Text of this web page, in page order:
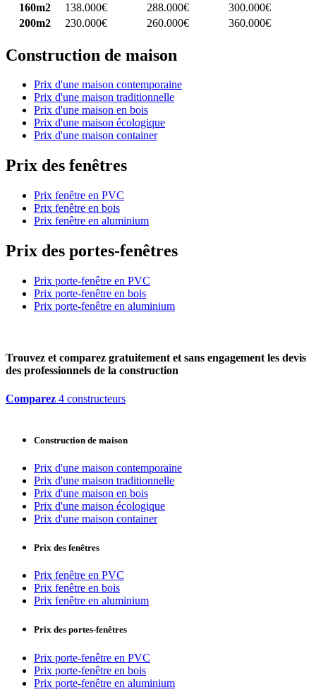
160m2
138.000€ 288.000€
300.000€
200m2
230.000€ 260.000€ 360.000€
Construction de maison
Prix d'une maison contemporaine
Prix d'une maison traditionnelle
Prix d'une maison en bois
Prix d'une maison écologique
Prix d'une maison container
Prix des fenêtres
Prix fenêtre en PVC
Prix fenêtre en bois
Prix fenêtre en aluminium
Prix des portes-fenêtres
Prix porte-fenêtre en PVC
Prix porte-fenêtre en bois
Prix porte-fenêtre en aluminium
Trouvez et comparez gratuitement et sans engagement les devis
des professionnels de la construction
Comparez 4 constructeurs
Construction de maison
Prix d'une maison contemporaine
Prix d'une maison traditionnelle
Prix d'une maison en bois
Prix d'une maison écologique
Prix d'une maison container
Prix des fenêtres
Prix fenêtre en PVC
Prix fenêtre en bois
Prix fenêtre en aluminium
Prix des portes-fenêtres
Prix porte-fenêtre en PVC
Prix porte-fenêtre en bois
Prix porte-fenêtre en aluminium